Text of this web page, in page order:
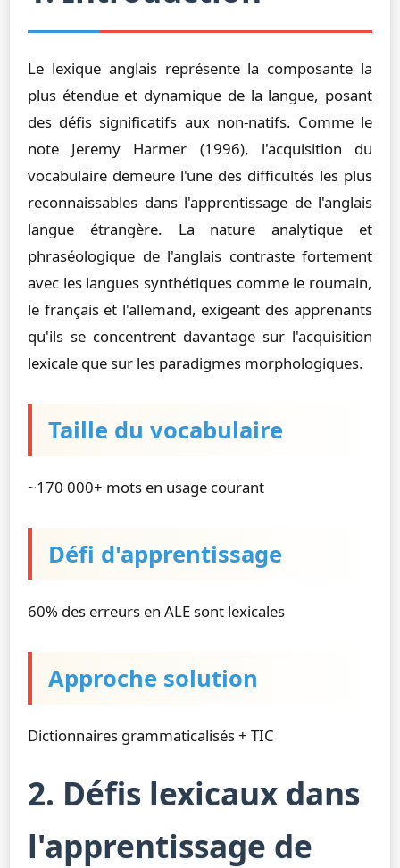
Le lexique anglais représente la composante la
plus étendue et dynamique de la langue, posant
des défis significatifs aux non-natifs. Comme le
note Jeremy Harmer (1996), l'acquisition du
vocabulaire demeure l'une des difficultés les plus
reconnaissables dans l'apprentissage de l'anglais
langue étrangère. La nature analytique et
phraséologique de l'anglais contraste fortement
avec les langues synthétiques comme le roumain,
le français et l'allemand, exigeant des apprenants
qu'ils se concentrent davantage sur l'acquisition
lexicale que sur les paradigmes morphologiques.
Taille du vocabulaire
~170 000+ mots en usage courant
Défi d'apprentissage
60% des erreurs en ALE sont lexicales
Approche solution
Dictionnaires grammaticalisés + TIC
2. Défis lexicaux dans
l'apprentissage de